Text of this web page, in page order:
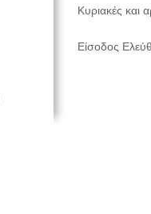
Κυριακές και
Είσοδος